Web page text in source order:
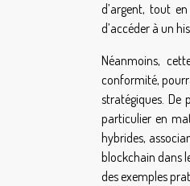
d’argent, tout
d’accéder à un
Néanmoins,
conformité,
stratégiques. De
particulier en
hybrides,
blockchain dans
des exemples